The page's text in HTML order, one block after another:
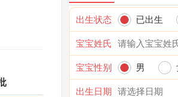
出生状态 已出生
宝宝姓氏
宝宝性别 男
出生日期